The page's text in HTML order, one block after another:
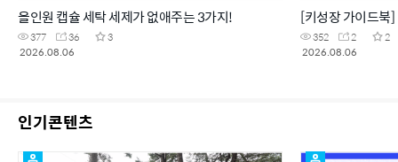
올인원 캡슐 세탁 세제가 없애주는 3가지!
377 36
3
2026.08.06
[키성장
352 2
2
2026.08.06
인기콘텐츠